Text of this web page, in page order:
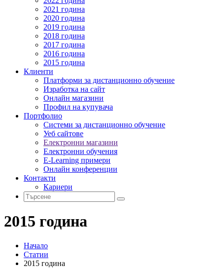
2021 година
2020 година
2019 година
2018 година
2017 година
2016 година
2015 година
Клиенти
Платформи за дистанционно обучение
Изработка на сайт
Онлайн магазини
Профил на купувача
Портфолио
Системи за дистанционно обучение
Уеб сайтове
Електронни магазини
Електронни обучения
E-Learning примери
Онлайн конференции
Контакти
Кариери
2015 година
Начало
Статии
2015 година